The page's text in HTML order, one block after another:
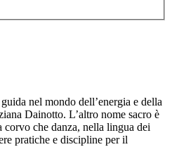
nel mondo dell’energia e della
Dainotto. L’altro nome sacro è
che danza, nella lingua dei
pratiche e discipline per il